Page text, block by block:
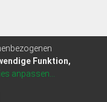
Shops GmbH
Funktion,
anpassen...